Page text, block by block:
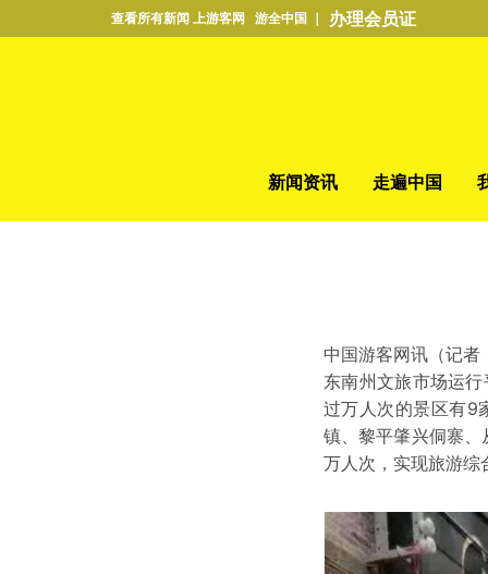
查看所有新闻 上游客网 游全中国 ｜ 办理会员证
新闻资讯 走遍中国
中国游客网讯（记
东南州文旅市场运
过万人次的景区有9
镇、黎平肇兴侗寨
万人次，实现旅游综